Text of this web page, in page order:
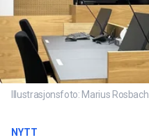
Illustrasjonsfoto: Marius Rosbach
NYTT